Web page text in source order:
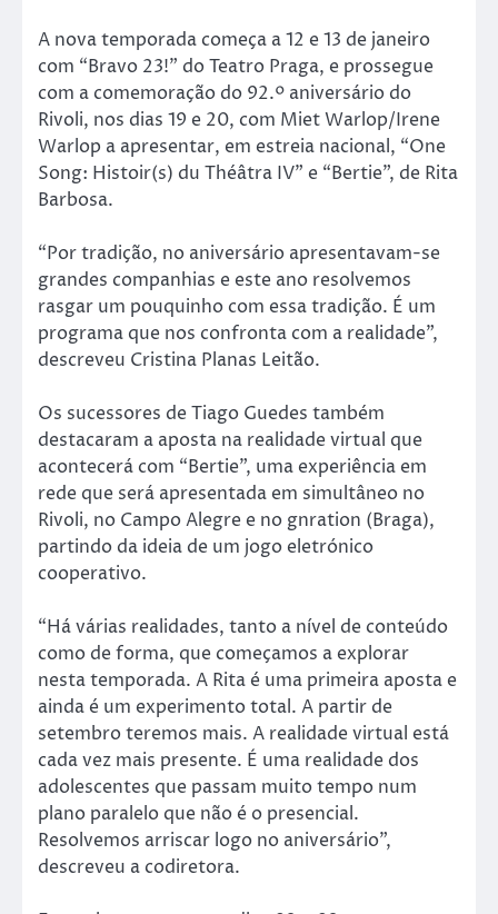
A nova temporada começa a 12 e 13 de janeiro
com “Bravo 23!” do Teatro Praga, e prossegue
com a comemoração do 92.º aniversário do
Rivoli, nos dias 19 e 20, com Miet Warlop/Irene
Warlop a apresentar, em estreia nacional, “One
Song: Histoir(s) du Théâtra IV” e “Bertie”, de Rita
Barbosa.
“Por tradição, no aniversário apresentavam-se
grandes companhias e este ano resolvemos
rasgar um pouquinho com essa tradição. É um
programa que nos confronta com a realidade”,
descreveu Cristina Planas Leitão.
Os sucessores de Tiago Guedes também
destacaram a aposta na realidade virtual que
acontecerá com “Bertie”, uma experiência em
rede que será apresentada em simultâneo no
Rivoli, no Campo Alegre e no gnration (Braga),
partindo da ideia de um jogo eletrónico
cooperativo.
“Há várias realidades, tanto a nível de conteúdo
como de forma, que começamos a explorar
nesta temporada. A Rita é uma primeira aposta e
ainda é um experimento total. A partir de
setembro teremos mais. A realidade virtual está
cada vez mais presente. É uma realidade dos
adolescentes que passam muito tempo num
plano paralelo que não é o presencial.
Resolvemos arriscar logo no aniversário”,
descreveu a codiretora.